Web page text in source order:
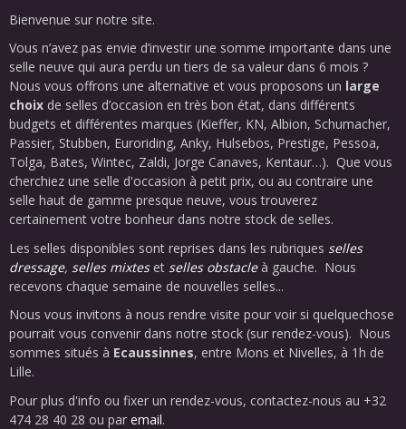
Bienvenue sur notre site.
Vous n’avez pas envie d’investir une somme importante dans une
selle neuve qui aura perdu un tiers de sa valeur dans 6 mois ?
Nous vous offrons une alternative et vous proposons un large
choix de selles d’occasion en très bon état, dans différents
budgets et différentes marques (Kieffer, KN, Albion, Schumacher,
Passier, Stubben, Euroriding, Anky, Hulsebos, Prestige, Pessoa,
Tolga, Bates, Wintec, Zaldi, Jorge Canaves, Kentaur…). Que vous
cherchiez une selle d'occasion à petit prix, ou au contraire une
selle haut de gamme presque neuve, vous trouverez
certainement votre bonheur dans notre stock de selles.
Les selles disponibles sont reprises dans les rubriques selles
dressage, selles mixtes et selles obstacle à gauche. Nous
recevons chaque semaine de nouvelles selles...
Nous vous invitons à nous rendre visite pour voir si quelquechose
pourrait vous convenir dans notre stock (sur rendez-vous). Nous
sommes situés à Ecaussinnes, entre Mons et Nivelles, à 1h de
Lille.
Pour plus d'info ou fixer un rendez-vous, contactez-nous au +32
474 28 40 28 ou par email.